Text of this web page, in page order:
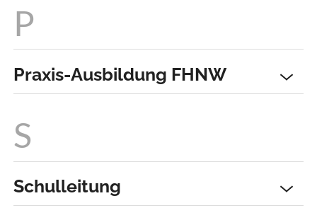
Praxis-Ausbildung FHNW
Schulleitung